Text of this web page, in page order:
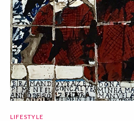
LIFESTYLE